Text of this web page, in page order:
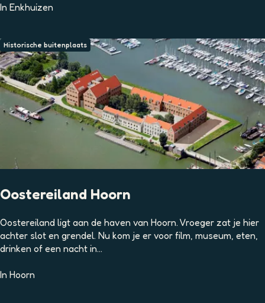
t
o
w
In Enkhuizen
Oostereiland Hoorn
O
o
s
e
Historische buitenplaats
Oostereiland ligt aan de haven van Hoorn. Vroeger zat je hier
achter slot en grendel. Nu kom je er voor film, museum, eten,
drinken of een nacht in...
In Hoorn